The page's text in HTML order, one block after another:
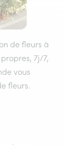
de fleurs à
7j/7,
vous
fleurs.